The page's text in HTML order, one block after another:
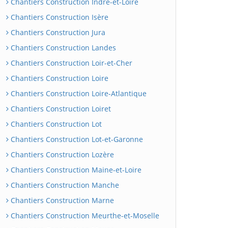
Chantiers Construction Isère
Chantiers Construction Jura
Chantiers Construction Landes
Chantiers Construction Loir-et-Cher
Chantiers Construction Loire
Chantiers Construction Loire-Atlantique
Chantiers Construction Loiret
Chantiers Construction Lot
Chantiers Construction Lot-et-Garonne
Chantiers Construction Lozère
Chantiers Construction Maine-et-Loire
Chantiers Construction Manche
Chantiers Construction Marne
Chantiers Construction Meurthe-et-Moselle